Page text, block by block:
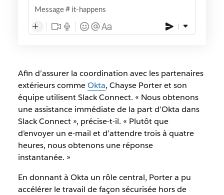
Message
it-happens
Afin d’assurer la coordination avec les partenaires
extérieurs commeOkta, Chayse Porter et son
équipe utilisent Slack Connect. « Nous obtenons
une assistance immédiate de la part d’Okta dans
Slack Connect », précise-t-il. « Plutôt que
d’envoyer un e-mail et d’attendre trois à quatre
heures, nous obtenons une réponse
instantanée. »
En donnant à Okta un rôle central, Porter a pu
accélérer le travail de façon sécurisée hors de